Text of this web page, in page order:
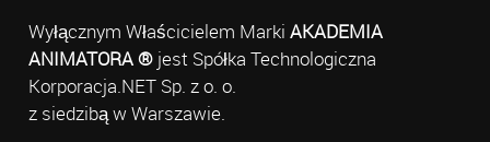
Wyłącznym Właścicielem Marki AKADEMIA
ANIMATORA ®jest Spółka Technologiczna
Korporacja.NET Sp. z o. o.
z siedzibą w Warszawie.